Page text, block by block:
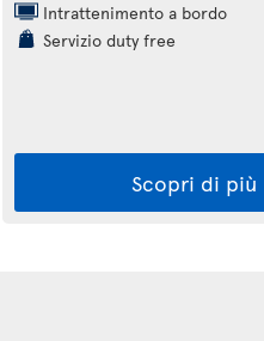
Intrattenimento a bordo
Servizio duty free
Scopri di più